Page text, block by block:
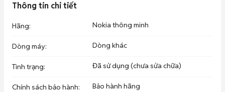
Thông tin chi tiết
Hãng: Nokia thông minh
Dòng máy: Dòng khác
Tình trạng: Đã sử dụng (chưa sửa chữa)
Chính sách bảo hành: Bảo hành hãng